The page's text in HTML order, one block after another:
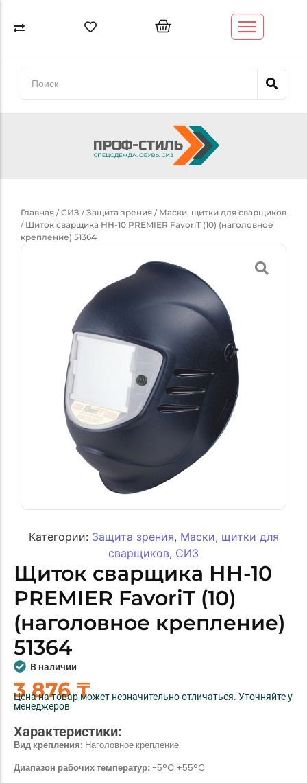
Спецодежда
Главная /СИЗ /Защита зрения / Маски, щитки для сварщиков
/ Щиток сварщика НН-10 PREMIER FavoriT (10) (наголовное
крепление) 51364
Категории: Защита зрения, Маски, щитки для
сварщиков, СИЗ
Щиток сварщика НН-10
PREMIER FavoriT (10)
(наголовное крепление)
51364
В наличии
3 876₸
Цена на товар может незначительно отличаться. Уточняйте у
менеджеров
Характеристики:
Вид крепления: Наголовное крепление
Диапазон рабочих температур: -5°C +55°C